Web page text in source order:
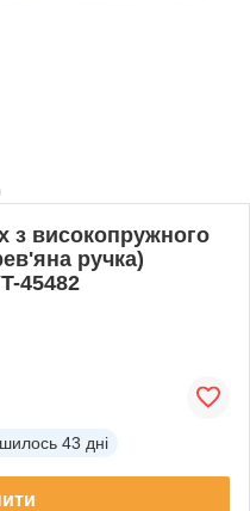
з високопружного
ручка)
45482
43 дні